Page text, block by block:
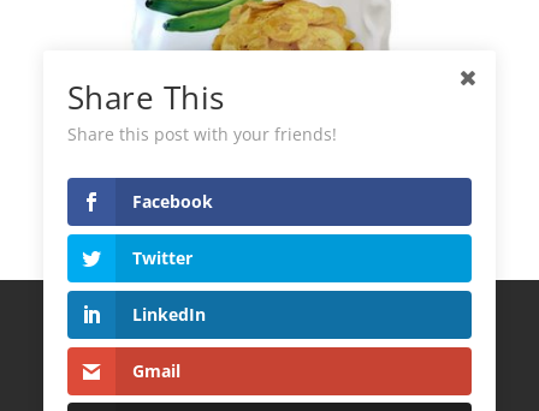
Plantains Frits Avec Sel El Dorado
Termes et Conditions
Politique de Confidentialité
Share This
Share this post with your friends!
Facebook
Twitter
LinkedIn
Gmail